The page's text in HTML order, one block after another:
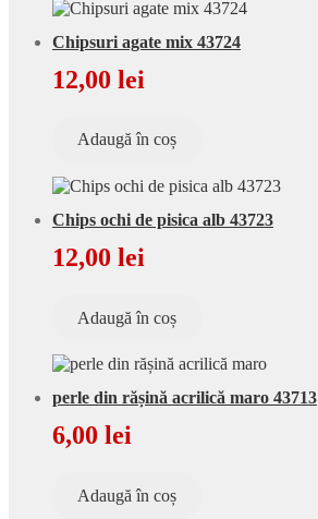
Chipsuri agate mix 43724
12,00 lei
Adaugă în coș
Chips ochi de pisica alb 43723
12,00 lei
Adaugă în coș
perle din rășină acrilică maro 43713
6,00 lei
Adaugă în coș